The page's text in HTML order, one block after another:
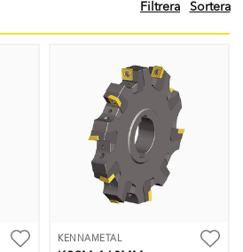
Filtrera Sortera
KENNAMETAL